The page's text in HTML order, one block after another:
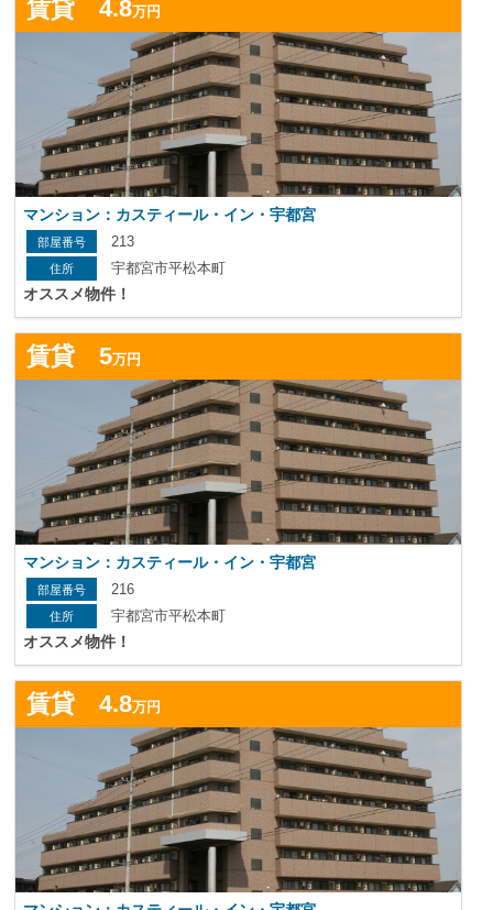
賃貸 4.8万円
マンション：カスティール・イン・宇都宮
213
宇都宮市平松本町
オススメ物件！
賃貸 5万円
マンション：カスティール・イン・宇都宮
216
宇都宮市平松本町
オススメ物件！
賃貸 4.8万円